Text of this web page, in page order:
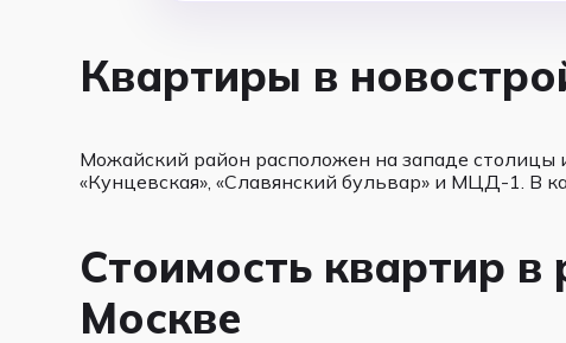
Квартиры в
Можайский район расположен на западе столицы
«Кунцевская», «Славянский бульвар» и МЦД-1. В
Стоимость квартир
Москве